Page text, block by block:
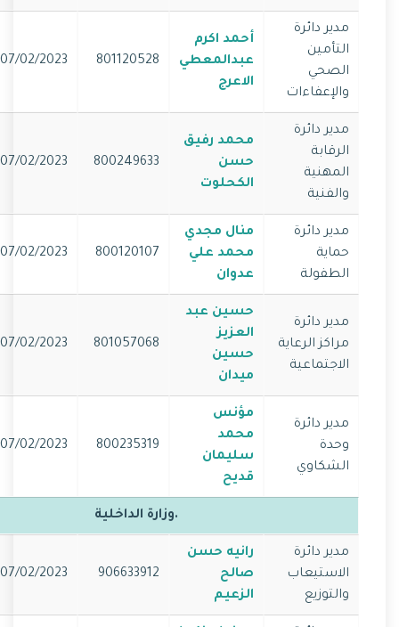
مدير دائرة
التأمين
الصحي
والإعفاءات
أحمد اكرم
عبدالمعطي
الاعرج
801120528
07/02/2023
مدير دائرة
الرقابة
المهنية
والفنية
محمد رفيق
حسن
الكحلوت
800249633
07/02/2023
مدير دائرة
حماية
الطفولة
منال مجدي
محمد علي
عدوان
800120107
07/02/2023
مدير دائرة
مراكز الرعاية
الاجتماعية
حسين عبد
العزيز
حسين
ميدان
801057068
07/02/2023
مدير دائرة
وحدة
الشكاوي
مؤنس
محمد
سليمان
قديح
800235319
07/02/2023
.وزارة الداخلية
مدير دائرة
الاستيعاب
والتوزيع
رانيه حسن
صالح
الزعيم
906633912
07/02/2023